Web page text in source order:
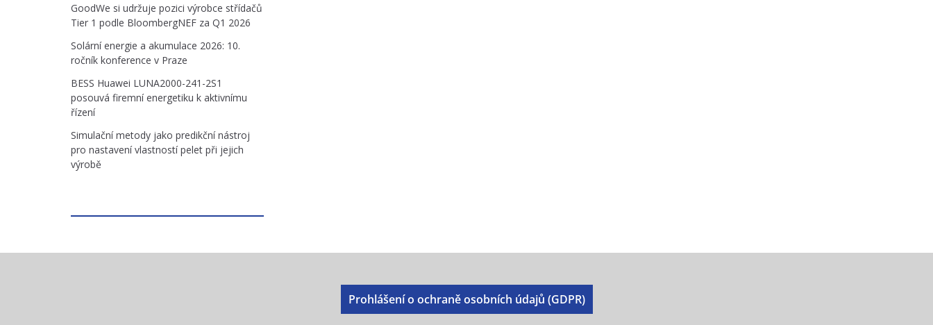
GoodWe si udržuje pozici výrobce střídačů
Tier 1 podle BloombergNEF za Q1 2026
Solární energie a akumulace 2026: 10.
ročník konference v Praze
BESS Huawei LUNA2000-241-2S1
posouvá firemní energetiku k aktivnímu
řízení
Simulační metody jako predikční nástroj
pro nastavení vlastností pelet při jejich
výrobě
Prohlášení o ochraně osobních údajů (GDPR)